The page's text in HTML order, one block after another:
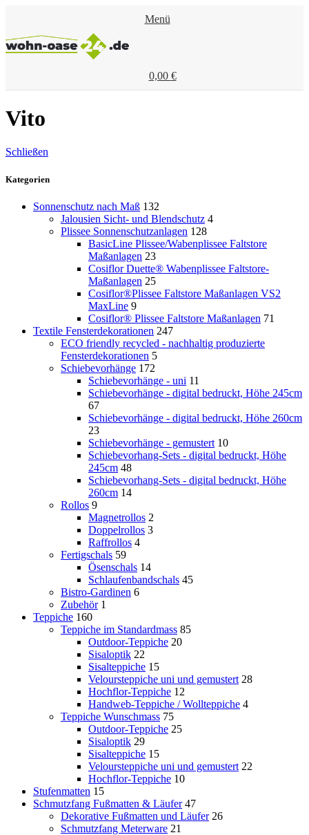
Menü
0,00 €
Vito
Schließen
Kategorien
Sonnenschutz nach Maß 132
Jalousien Sicht- und Blendschutz 4
Plissee Sonnenschutzanlagen 128
BasicLine Plissee/Wabenplissee Faltstore
Maßanlagen 23
Cosiflor Duette® Wabenplissee Faltstore-
Maßanlagen 25
Cosiflor®Plissee Faltstore Maßanlagen VS2
MaxLine 9
Cosiflor® Plissee Faltstore Maßanlagen 71
Textile Fensterdekorationen 247
ECO friendly recycled - nachhaltig produzierte
Fensterdekorationen 5
Schiebevorhänge 172
Schiebevorhänge - uni 11
Schiebevorhänge - digital bedruckt, Höhe 245cm
67
Schiebevorhänge - digital bedruckt, Höhe 260cm
23
Schiebevorhänge - gemustert 10
Schiebevorhang-Sets - digital bedruckt, Höhe
245cm 48
Schiebevorhang-Sets - digital bedruckt, Höhe
260cm 14
Rollos 9
Magnetrollos 2
Doppelrollos 3
Raffrollos 4
Fertigschals 59
Ösenschals 14
Schlaufenbandschals 45
Bistro-Gardinen 6
Zubehör 1
Teppiche 160
Teppiche im Standardmass 85
Outdoor-Teppiche 20
Sisaloptik 22
Sisalteppiche 15
Veloursteppiche uni und gemustert 28
Hochflor-Teppiche 12
Handweb-Teppiche / Wollteppiche 4
Teppiche Wunschmass 75
Outdoor-Teppiche 25
Sisaloptik 29
Sisalteppiche 15
Veloursteppiche uni und gemustert 22
Hochflor-Teppiche 10
Stufenmatten 15
Schmutzfang Fußmatten & Läufer 47
Dekorative Fußmatten und Läufer 26
Schmutzfang Meterware 21